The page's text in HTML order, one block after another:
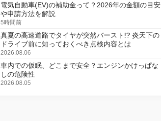
電気自動車(EV)の補助金って？2026年の金額の目安
や申請方法を解説
5時間前
真夏の高速道路でタイヤが突然バースト!? 炎天下の
ドライブ前に知っておくべき点検内容とは
2026.08.06
車内での仮眠、どこまで安全？エンジンかけっぱな
しの危険性
2026.08.05